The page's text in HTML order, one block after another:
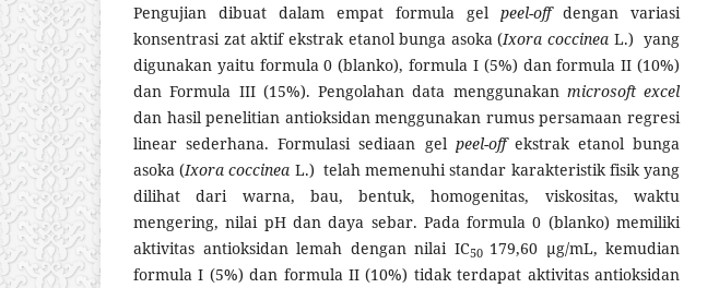
Pengujian dibuat dalam empat formula gel peel-off dengan variasi
konsentrasi zat aktif ekstrak etanol bunga asoka (Ixora coccinea L.) yang
digunakan yaitu formula 0 (blanko), formula I (5%) dan formula II (10%)
dan Formula III (15%). Pengolahan data menggunakan microsoft excel
dan hasil penelitian antioksidan menggunakan rumus persamaan regresi
linear sederhana. Formulasi sediaan gel peel-offekstrak etanol bunga
asoka (Ixora coccinea L.) telah memenuhi standar karakteristik fisik yang
dilihat dari warna, bau, bentuk, homogenitas, viskositas, waktu
mengering, nilai pH dan daya sebar. Pada formula 0 (blanko) memiliki
aktivitas antioksidan lemah dengan nilai IC50 179,60 µg/mL, kemudian
formula I (5%) dan formula II (10%) tidak terdapat aktivitas antioksidan